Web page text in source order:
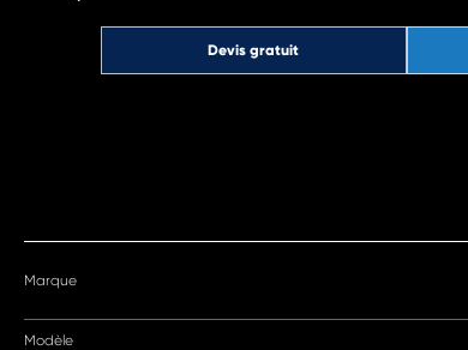
Devis gratuit
Marque
Modèle